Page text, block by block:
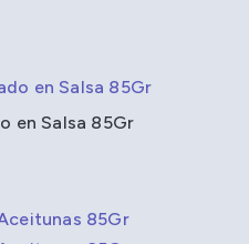
en Salsa 85Gr